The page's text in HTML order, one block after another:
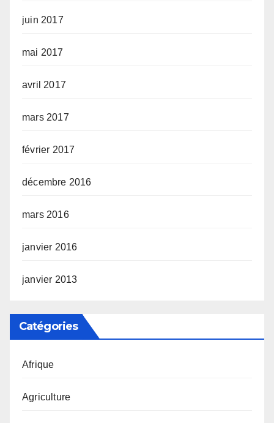
juin 2017
mai 2017
avril 2017
mars 2017
février 2017
décembre 2016
mars 2016
janvier 2016
janvier 2013
Catégories
Afrique
Agriculture